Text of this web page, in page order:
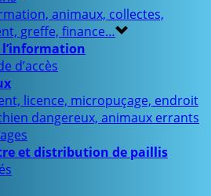
animaux, collectes,
greffe, finance…
l’information
d’accès
licence, micropuçage, endroit
dangereux, animaux errants
et distribution de paillis